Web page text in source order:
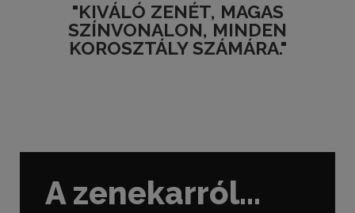
"KIVÁLÓ ZENÉT, MAGAS
SZÍNVONALON, MINDEN
KOROSZTÁLY SZÁMÁRA."
A zenekarról...